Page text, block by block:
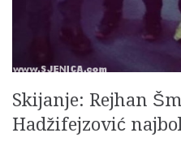
Skijanje: Rejhan
Hadžifejzović